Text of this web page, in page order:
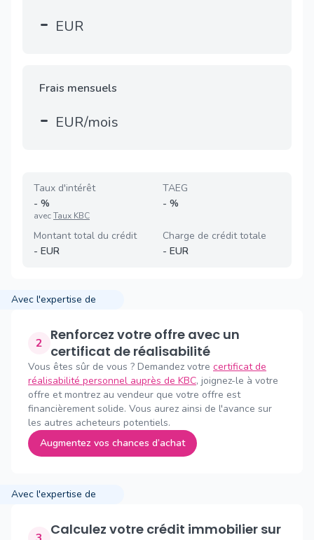
- EUR
Frais mensuels
- EUR/mois
Taux d'intérêt
- %
avecTaux KBC
TAEG
- %
Montant total du crédit
- EUR
Charge de crédit totale
- EUR
Avec l'expertise de
2 Renforcez votre offre avec un
certificat de réalisabilité
Vous êtes sûr de vous ? Demandez votre certificat de
réalisabilité personnel auprès de KBC, joignez-le à votre
offre et montrez au vendeur que votre offre est
financièrement solide. Vous aurez ainsi de l'avance sur
les autres acheteurs potentiels.
Augmentez vos chances d’achat
Avec l'expertise de
Calculez votre crédit immobilier sur